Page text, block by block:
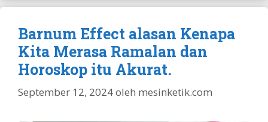
Barnum Effect alasan Kenapa
Kita Merasa Ramalan dan
Horoskop itu Akurat.
September 12, 2024oleh mesinketik.com